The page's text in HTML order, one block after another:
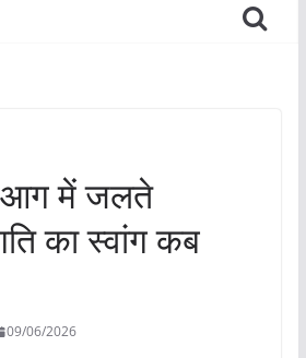
आग में जलते
का स्वांग कब
09/06/2026